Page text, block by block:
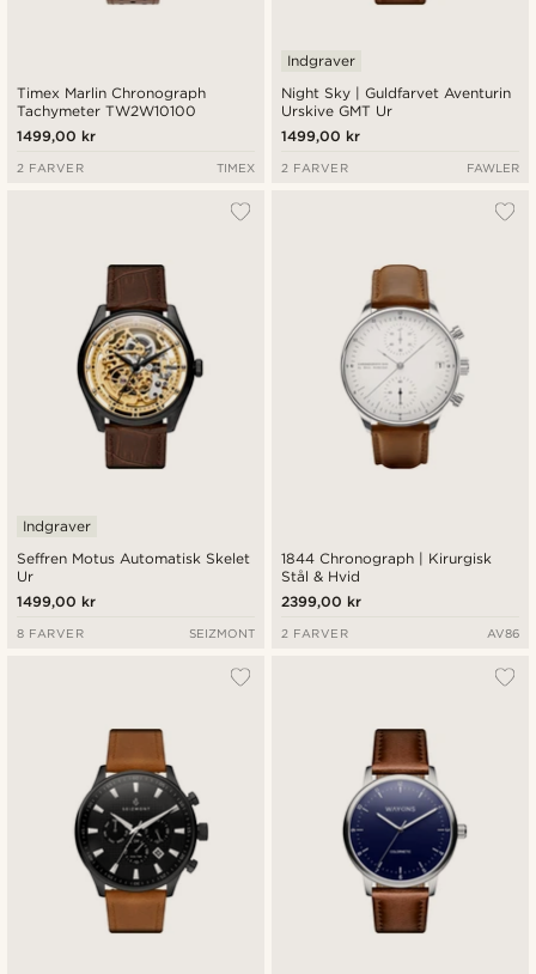
Timex Marlin Chronograph
Tachymeter TW2W10100
1499,00 kr
2 FARVER TIMEX
Night Sky | Guldfarvet Aventurin
Urskive GMT Ur
Indgraver
1499,00 kr
2 FARVER FAWLER
Seffren Motus Automatisk Skelet
Ur
Indgraver
1499,00 kr
8 FARVER SEIZMONT
1844 Chronograph | Kirurgisk
Stål & Hvid
2399,00 kr
2 FARVER AV86